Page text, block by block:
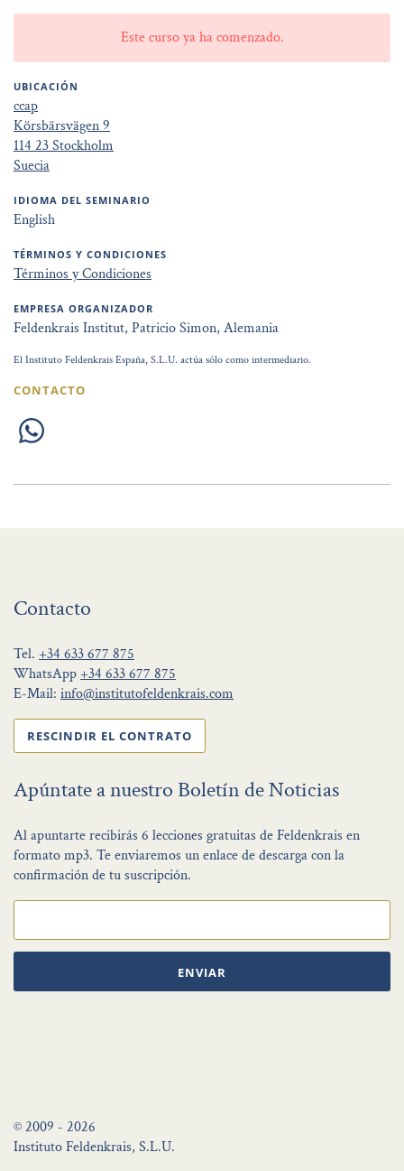
Este curso ya ha comenzado.
UBICACIÓN
ccap
Körsbärsvägen 9
114 23 Stockholm
Suecia
IDIOMA DEL SEMINARIO
English
TÉRMINOS Y CONDICIONES
Términos y Condiciones
EMPRESA ORGANIZADOR
Feldenkrais Institut, Patricio Simon, Alemania
El Instituto Feldenkrais España, S.L.U. actúa sólo como intermediario.
CONTACTO
Contacto
Tel. +34 633 677 875
WhatsApp+34 633 677 875
E-Mail: info@institutofeldenkrais.com
RESCINDIR EL CONTRATO
Apúntate a nuestro Boletín de Noticias
Al apuntarte recibirás 6 lecciones gratuitas de Feldenkrais en
formato mp3. Te enviaremos un enlace de descarga con la
confirmación de tu suscripción.
ENVIAR
© 2009 - 2026
Instituto Feldenkrais, S.L.U.